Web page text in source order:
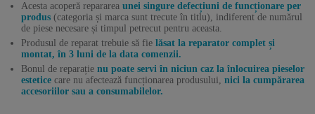
Acesta acoperă repararea unei singure defecțiuni de funcționare per
produs (categoria și marca sunt trecute în titlu), indiferent de numărul
de piese necesare și timpul petrecut pentru aceasta.
Produsul de reparat trebuie să fie lăsat la reparator complet și
montat, în 3 luni de la data comenzii.
Bonul de reparație nu poate servi în niciun caz la înlocuirea pieselor
estetice care nu afectează funcționarea produsului, nici la cumpărarea
accesoriilor sau a consumabilelor.